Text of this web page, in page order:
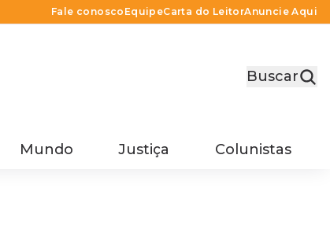
Fale conosco EquipeCarta do LeitorAnuncie Aqui
Buscar
Mundo Justiça Colunistas